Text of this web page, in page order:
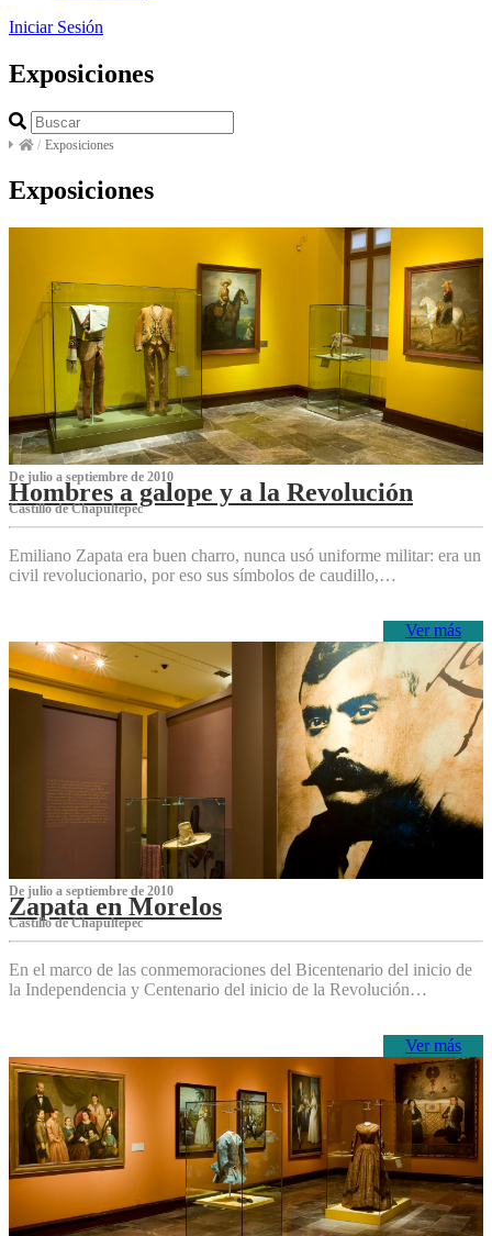
Iniciar Sesión
Exposiciones
/ Exposiciones
Exposiciones
De julio a septiembre de 2010
Hombres a galope y a la Revolución
Castillo de Chapultepec
Emiliano Zapata era buen charro, nunca usó uniforme militar: era un
civil revolucionario, por eso sus símbolos de caudillo,…
Ver más
De julio a septiembre de 2010
Zapata en Morelos
Castillo de Chapultepec
En el marco de las conmemoraciones del Bicentenario del inicio de
la Independencia y Centenario del inicio de la Revolución…
Ver más